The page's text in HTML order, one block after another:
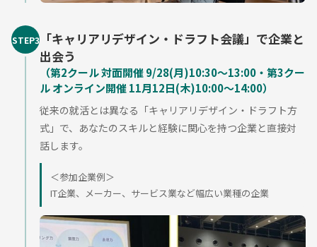
STEP3
「キャリアリデザイン・ドラフト会議」で企業と
出会う
（第2クール 対面開催 9/28(月)10:30～13:00・第3クー
ル オンライン開催 11月12日(木)10:00～14:00）
従来の就活とは異なる「キャリアリデザイン・ドラフト方
式」で、あなたのスキルと経験に関心を持つ企業と直接対
話します。
＜参加企業例＞
IT企業、メーカー、サービス業など幅広い業種の企業